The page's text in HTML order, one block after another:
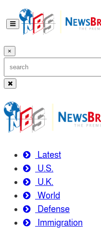
×
Latest
U.S.
U.K.
World
Defense
Immigration